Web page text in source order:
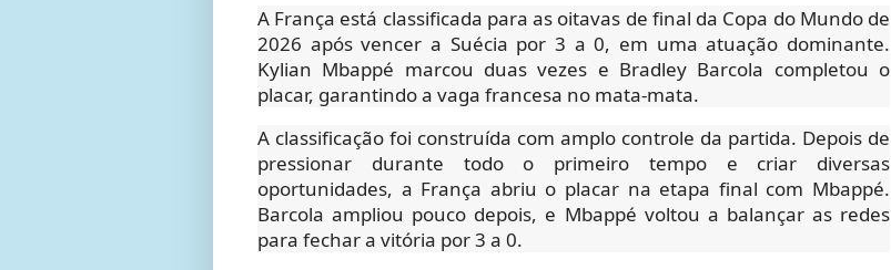
A França está classificada para as oitavas de final da Copa do Mundo de
2026 após vencer a Suécia por 3 a 0, em uma atuação dominante.
Kylian Mbappé marcou duas vezes e Bradley Barcola completou o
placar, garantindo a vaga francesa no mata-mata.
A classificação foi construída com amplo controle da partida. Depois de
pressionar durante todo o primeiro tempo e criar diversas
oportunidades, a França abriu o placar na etapa final com Mbappé.
Barcola ampliou pouco depois, e Mbappé voltou a balançar as redes
para fechar a vitória por 3 a 0.